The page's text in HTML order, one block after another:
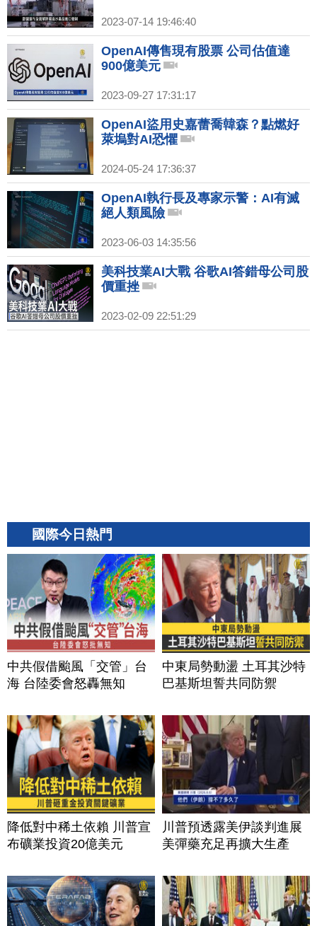
2023-07-14 19:46:40
OpenAI傳售現有股票 公司估值達
900億美元
2023-09-27 17:31:17
OpenAI盜用史嘉蕾喬韓森？點燃好
萊塢對AI恐懼
2024-05-24 17:36:37
OpenAI執行長及專家示警：AI有滅
絕人類風險
2023-06-03 14:35:56
美科技業AI大戰 谷歌AI答錯母公司股
價重挫
2023-02-09 22:51:29
國際今日熱門
中共假借颱風「交管」台
海 台陸委會怒轟無知
中東局勢動盪 土耳其沙特
巴基斯坦誓共同防禦
降低對中稀土依賴 川普宣
布礦業投資20億美元
川普預透露美伊談判進展
美彈藥充足再擴大生產